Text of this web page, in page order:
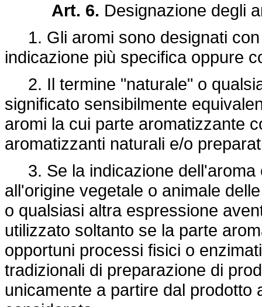
Art. 6. Designazione degli
1. Gli aromi sono designati con
indicazione più specifica oppure
2. Il termine "naturale" o
significato sensibilmente
aromi la cui parte aromatizzante
aromatizzanti naturali e/o
3. Se la indicazione dell'aroma
all'origine vegetale o animale
o qualsiasi altra espressione
utilizzato soltanto se la parte
opportuni processi fisici o
tradizionali di preparazione di
unicamente a partire dal prodotto